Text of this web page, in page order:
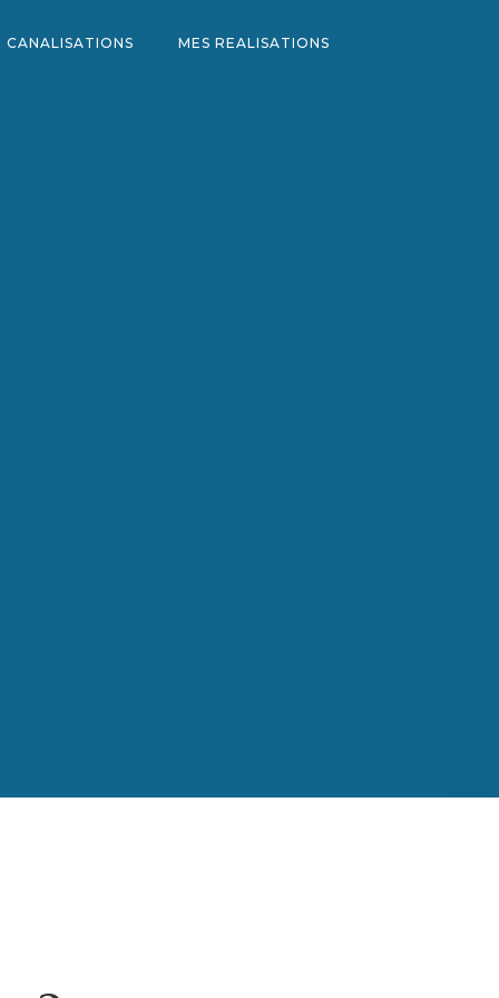
CANALISATIONS MES REALISATIONS